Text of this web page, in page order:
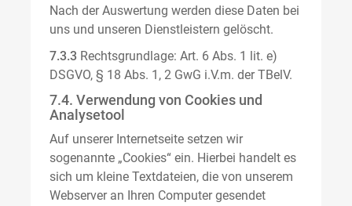
Nach der Auswertung werden diese Daten bei
uns und unseren Dienstleistern gelöscht.
7.3.3 Rechtsgrundlage: Art. 6 Abs. 1 lit. e)
DSGVO, § 18 Abs. 1, 2 GwG i.V.m. der TBelV.
7.4. Verwendung von Cookies und
Analysetool
Auf unserer Internetseite setzen wir
sogenannte „Cookies“ ein. Hierbei handelt es
sich um kleine Textdateien, die von unserem
Webserver an Ihren Computer gesendet